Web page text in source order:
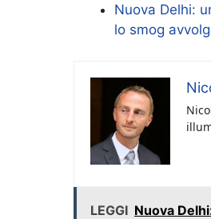
Nuova Delhi:
lo smog
LEGGI Nuova